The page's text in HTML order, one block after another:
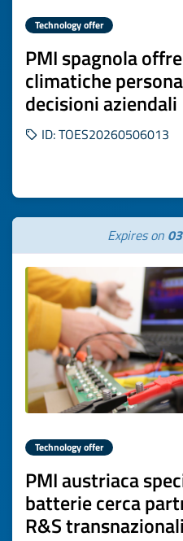
Technology offer
PMI spagnola
climatiche
decisioni aziendali
ID: TOES20260506013
Expires on
Technology offer
PMI austriaca
batterie cerca
R&S transnazionali